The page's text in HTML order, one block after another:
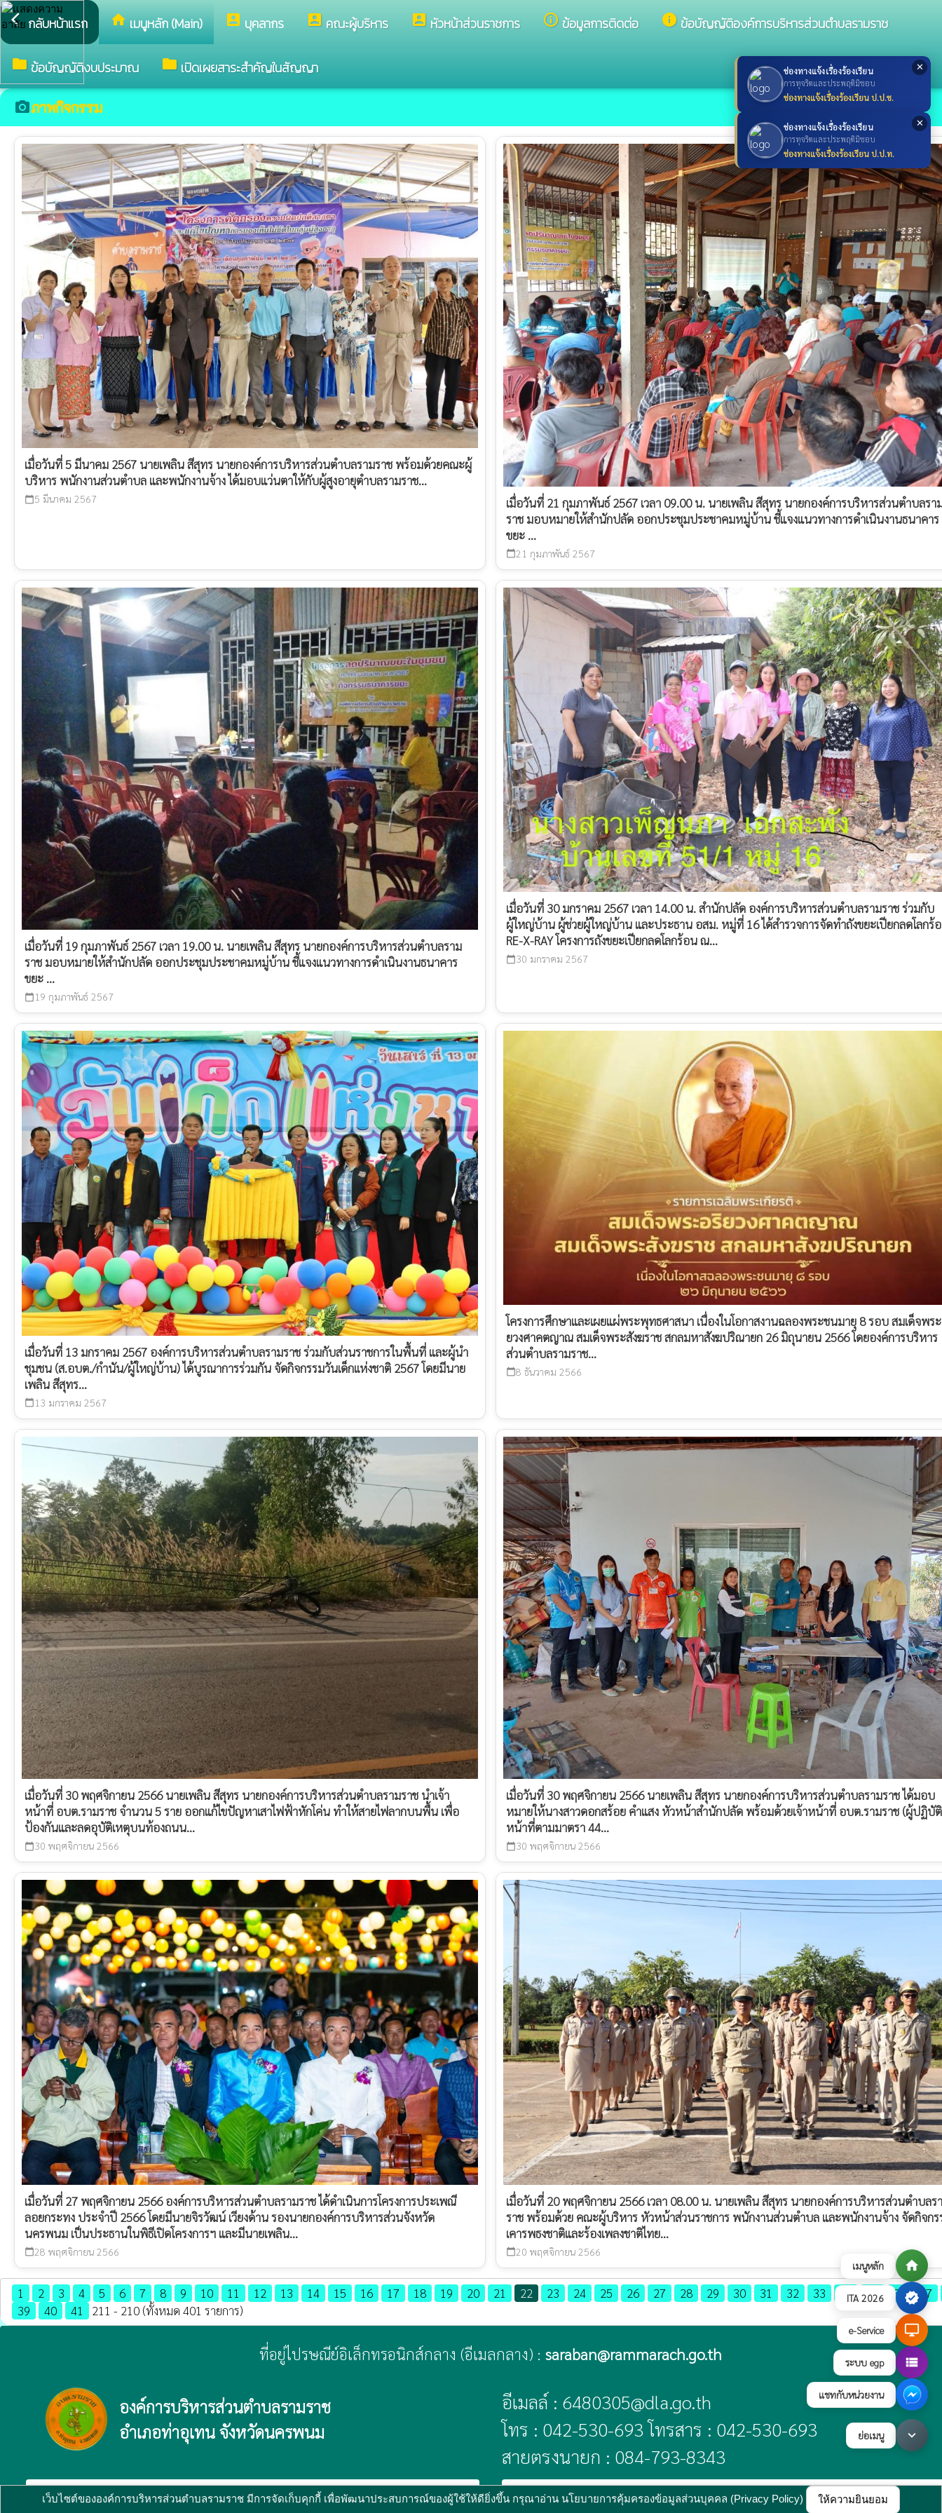
เว็บไซต์ขององค์การบริหารส่วนตำบลรามราช มีการจัดเก็บคุกกี้ เพื่อพัฒนาประสบการณ์ของผู้ใช้ให้ดียิ่งขึ้น กรุณาอ่าน นโยบายการคุ้มครองข้อมูลส่วนบุคคล (Privacy Policy) ให้ความยินยอม
เมนูหลัก home
ITA 2026 verified
e-Service desktop_windows
ระบบ egp view_list
แชทกับหน่วยงาน
ย่อเมนู keyboard_arrow_down
✕
ช่องทางแจ้งเรื่องร้องเรียน
การทุจริตและประพฤติมิชอบ
ช่องทางแจ้งเรื่องร้องเรียน ป.ป.ช.
✕
ช่องทางแจ้งเรื่องร้องเรียน
การทุจริตและประพฤติมิชอบ
ช่องทางแจ้งเรื่องร้องเรียน ป.ป.ท.
arrow_back_ios กลับหน้าแรก homeเมนูหลัก (Main) account_box บุคลากร account_box คณะผู้บริหาร account_box หัวหน้าส่วนราชการ info_outline ข้อมูลการติดต่อ info ข้อบัญญัติองค์การบริหารส่วนตำบลรามราช
folder ข้อบัญญัติงบประมาณ folder เปิดเผยสาระสำคัญในสัญญา
camera_altภาพกิจกรรม
เมื่อวันที่ 5 มีนาคม 2567 นายเพลิน สีสุทร นายกองค์การบริหารส่วนตำบลรามราช พร้อมด้วยคณะผู้
บริหาร พนักงานส่วนตำบล และพนักงานจ้าง ได้มอบแว่นตาให้กับผู้สูงอายุตำบลรามราช...
calendar_today 5 มีนาคม 2567
เมื่อวันที่ 21 กุมภาพันธ์ 2567 เวลา 09.00 น. นายเพลิน สีสุทร นายกองค์การบริหารส่วนตำบลรา
ราช มอบหมายให้สำนักปลัด ออกประชุมประชาคมหมู่บ้าน ชี้แจงแนวทางการดำเนินงานธนาคาร
ขยะ ...
calendar_today21 กุมภาพันธ์ 2567
เมื่อวันที่ 19 กุมภาพันธ์ 2567 เวลา 19.00 น. นายเพลิน สีสุทร นายกองค์การบริหารส่วนตำบลราม
ราช มอบหมายให้สำนักปลัด ออกประชุมประชาคมหมู่บ้าน ชี้แจงแนวทางการดำเนินงานธนาคาร
ขยะ ...
calendar_today 19 กุมภาพันธ์ 2567
เมื่อวันที่ 30 มกราคม 2567 เวลา 14.00 น. สำนักปลัด องค์การบริหารส่วนตำบลรามราช ร่วมกับ
ผู้ใหญ่บ้าน ผู้ช่วยผู้ใหญ่บ้าน และประธาน อสม. หมู่ที่ 16 ได้สำรวจการจัดทำถังขยะเปียกลดโลกร้
RE-X-RAY โครงการถังขยะเปียกลดโลกร้อน ณ...
calendar_today30 มกราคม 2567
เมื่อวันที่ 13 มกราคม 2567 องค์การบริหารส่วนตำบลรามราช ร่วมกับส่วนราชการในพื้นที่ และผู้นำ
ชุมชน (ส.อบต./กำนัน/ผู้ใหญ่บ้าน) ได้บูรณาการร่วมกัน จัดกิจกรรมวันเด็กเเห่งชาติ 2567 โดยมีนาย
เพลิน สีสุทร...
calendar_today 13 มกราคม 2567
โครงการศึกษาและเผยแผ่พระพุทธศาสนา เนื่องในโอกาสงานฉลองพระชนมายุ 8 รอบ สมเด็จพร
ยวงศาคตญาณ สมเด็จพระสังฆราช สกลมหาสังฆปริณายก 26 มิถุนายน 2566 โดยองค์การบริหาร
ส่วนตำบลรามราช...
calendar_today8 ธันวาคม 2566
เมื่อวันที่ 30 พฤศจิกายน 2566 นายเพลิน สีสุทร นายกองค์การบริหารส่วนตำบลรามราช นำเจ้า
หน้าที่ อบต.รามราช จำนวน 5 ราย ออกแก้ไขปัญหาเสาไฟฟ้าหักโค่น ทำให้สายไฟลากบนพื้น เพื่อ
ป้องกันและลดอุบัติเหตุบนท้องถนน...
calendar_today30 พฤศจิกายน 2566
เมื่อวันที่ 30 พฤศจิกายน 2566 นายเพลิน สีสุทร นายกองค์การบริหารส่วนตำบลรามราช ได้มอบ
หมายให้นางสาวดอกสร้อย คำแสง หัวหน้าสำนักปลัด พร้อมด้วยเจ้าหน้าที่ อบต.รามราช (ผู้ปฏิบัติ
หน้าที่ตามมาตรา 44...
calendar_today30 พฤศจิกายน 2566
เมื่อวันที่ 27 พฤศจิกายน 2566 องค์การบริหารส่วนตำบลรามราช ได้ดำเนินการโครงการประเพณี
ลอยกระทง ประจำปี 2566 โดยมีนายจิรวัฒน์ เวียงด้าน รองนายกองค์การบริหารส่วนจังหวัด
นครพนม เป็นประธานในพิธีเปิดโครงการฯ และมีนายเพลิน...
calendar_today28 พฤศจิกายน 2566
เมื่อวันที่ 20 พฤศจิกายน 2566 เวลา 08.00 น. นายเพลิน สีสุทร นายกองค์การบริหารส่วนตำบลร
ราช พร้อมด้วย คณะผู้บริหาร หัวหน้าส่วนราชการ พนักงานส่วนตำบล และพนักงานจ้าง จัดกิจกร
เคารพธงชาติและร้องเพลงชาติไทย...
calendar_today20 พฤศจิกายน 2566
1 2 3 4 5 6 7 8 9 10 11 12 13 14 15 16 17 18 19 20 21 22 23 24 25 26 27 28 29 30 31 32 33 34 35 36
37
39
40 41 211 - 210 (ทั้งหมด 401 รายการ)
ที่อยู่ไปรษณีย์อิเล็กทรอนิกส์กลาง (อีเมลกลาง) : saraban@rammarach.go.th
องค์การบริหารส่วนตำบลรามราช
อำเภอท่าอุเทน จังหวัดนครพนม
อีเมลล์ : 6480305@dla.go.th
โทร : 042-530-693 โทรสาร : 042-530-693
สายตรงนายก : 084-793-8343
verified_user ผู้ดูแลระบบ copyright © 2025องค์การบริหารส่วนตำบลรามราชพัฒนาระบบ :www.ts-local.com public นโยบายเว็บไซต์ นโยบายการคุ้มครองข้อมูลส่วนบุคคล update : 17 กรกฎาคม 2569